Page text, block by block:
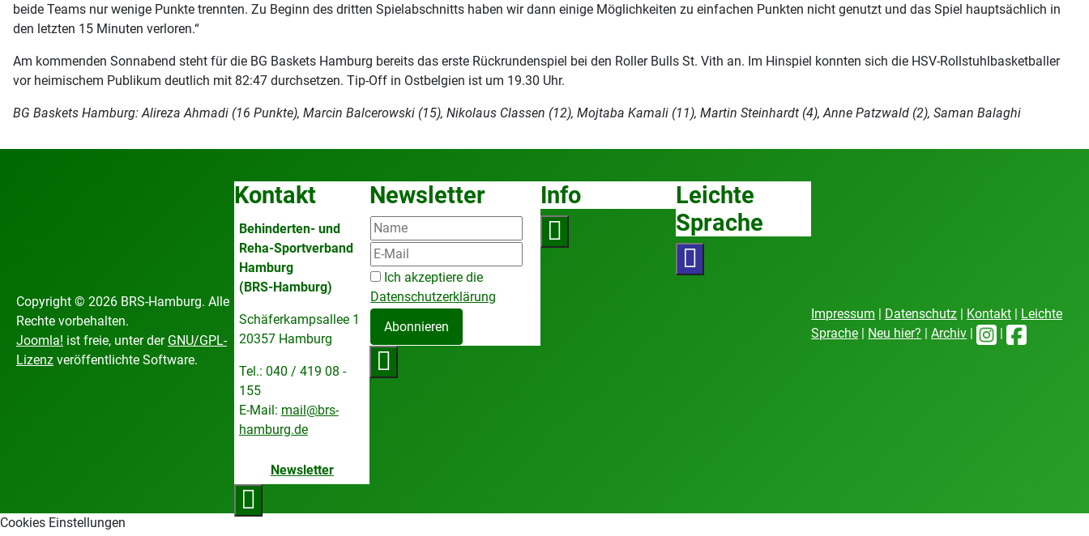
beide Teams nur wenige Punkte trennten. Zu Beginn des dritten Spielabschnitts haben wir dann einige Möglichkeiten zu einfachen Punkten nicht genutzt und das Spiel hauptsächlich in
den letzten 15 Minuten verloren.“
Am kommenden Sonnabend steht für die BG Baskets Hamburg bereits das erste Rückrundenspiel bei den Roller Bulls St. Vith an. Im Hinspiel konnten sich die HSV-Rollstuhlbasketballer
vor heimischem Publikum deutlich mit 82:47 durchsetzen. Tip-Off in Ostbelgien ist um 19.30 Uhr.
BG Baskets Hamburg: Alireza Ahmadi (16 Punkte), Marcin Balcerowski (15), Nikolaus Classen (12), Mojtaba Kamali (11), Martin Steinhardt (4), Anne Patzwald (2), Saman Balaghi
Copyright © 2026 BRS-Hamburg. Alle
Rechte vorbehalten.
Joomla! ist freie, unter der GNU/GPL-
Lizenz veröffentlichte Software.
Kontakt
Behinderten- und
Reha-Sportverband
Hamburg
(BRS-Hamburg)
Schäferkampsallee 1
20357 Hamburg
Tel.: 040 / 419 08 -
155
E-Mail: mail@brs-
hamburg.de
Newsletter
Newsletter
Ich akzeptiere die
Datenschutzerklärung
Abonnieren
Info
Leichte
Sprache
Impressum Datenschutz Kontakt
Leichte
Sprache
Neu hier? |Archiv
Cookies Einstellungen